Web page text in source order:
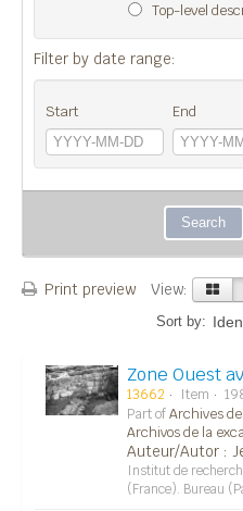
Top-level
Filter by date range:
Start End
Print preview View:
Sort by:
Zone Ouest
13662 Item
Part ofArchives
Archivos de la
Auteur/Autor :
Institut de
(France). Bureau